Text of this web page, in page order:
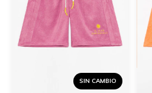
SIN CAMBIO